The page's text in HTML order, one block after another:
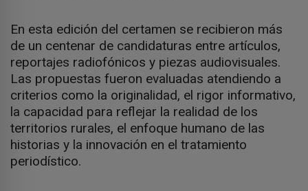
En esta edición del certamen se recibieron más
de un centenar de candidaturas entre artículos,
reportajes radiofónicos y piezas audiovisuales.
Las propuestas fueron evaluadas atendiendo a
criterios como la originalidad, el rigor informativo,
la capacidad para reflejar la realidad de los
territorios rurales, el enfoque humano de las
historias y la innovación en el tratamiento
periodístico.